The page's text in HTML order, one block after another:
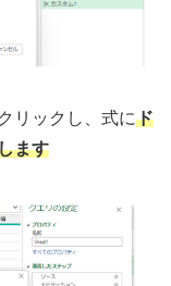
リックし、式にド
ます